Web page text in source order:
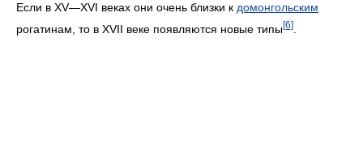
Если в XV—XVI веках они очень близки к домонгольским
рогатинам, то в XVII веке появляются новые типы[6]